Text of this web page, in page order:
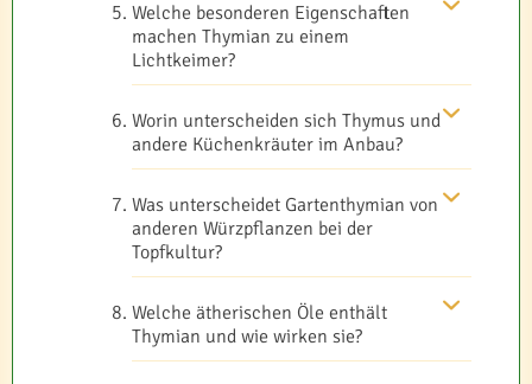
Welche besonderen Eigenschaften
machen Thymian zu einem
Lichtkeimer?
Worin unterscheiden sich Thymus und
andere Küchenkräuter im Anbau?
Was unterscheidet Gartenthymian von
anderen Würzpflanzen bei der
Topfkultur?
Welche ätherischen Öle enthält
Thymian und wie wirken sie?